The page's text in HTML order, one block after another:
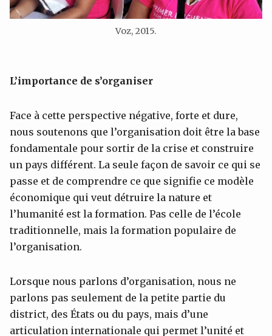
Voz, 2015.
L’importance de s’organiser
Face à cette perspective négative, forte et dure,
nous soutenons que l’organisation doit être la base
fondamentale pour sortir de la crise et construire
un pays différent. La seule façon de savoir ce qui se
passe et de comprendre ce que signifie ce modèle
économique qui veut détruire la nature et
l’humanité est la formation. Pas celle de l’école
traditionnelle, mais la formation populaire de
l’organisation.
Lorsque nous parlons d’organisation, nous ne
parlons pas seulement de la petite partie du
district, des États ou du pays, mais d’une
articulation internationale qui permet l’unité et